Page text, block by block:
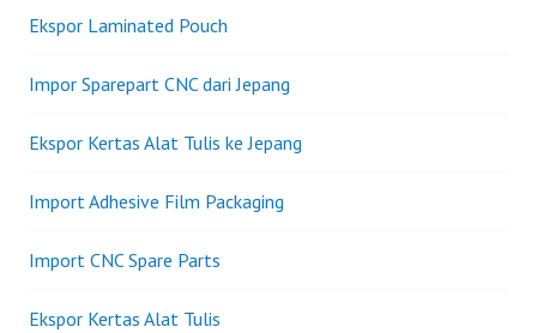
Ekspor Laminated Pouch
Impor Sparepart CNC dari Jepang
Ekspor Kertas Alat Tulis ke Jepang
Import Adhesive Film Packaging
Import CNC Spare Parts
Ekspor Kertas Alat Tulis